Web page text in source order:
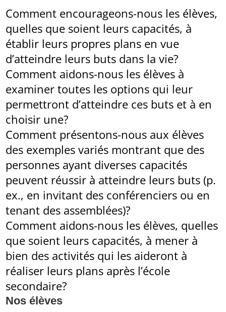
Comment encourageons-nous les élèves,
quelles que soient leurs capacités, à
établir leurs propres plans en vue
d’atteindre leurs buts dans la vie?
Comment aidons-nous les élèves à
examiner toutes les options qui leur
permettront d’atteindre ces buts et à en
choisir une?
Comment présentons-nous aux élèves
des exemples variés montrant que des
personnes ayant diverses capacités
peuvent réussir à atteindre leurs buts (p.
ex., en invitant des conférenciers ou en
tenant des assemblées)?
Comment aidons-nous les élèves, quelles
que soient leurs capacités, à mener à
bien des activités qui les aideront à
réaliser leurs plans après l’école
secondaire?
Nos élèves